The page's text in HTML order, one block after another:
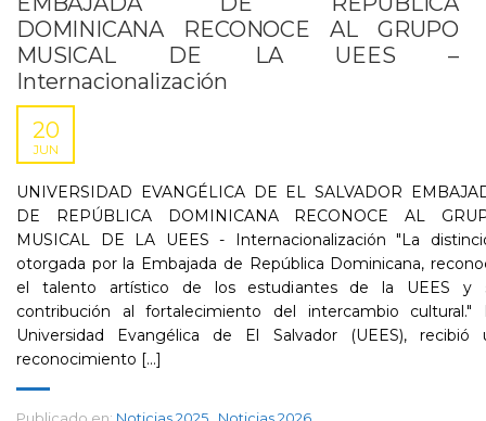
DOMINICANA RECONOCE AL GRUPO
MUSICAL DE LA UEES –
Internacionalización
20
JUN
UNIVERSIDAD EVANGÉLICA DE EL SALVADOR
DE REPÚBLICA DOMINICANA RECONOCE AL
MUSICAL DE LA UEES - Internacionalización "La
otorgada por la Embajada de República Dominicana,
el talento artístico de los estudiantes de la UEES y
contribución al fortalecimiento del intercambio cultural."
Universidad Evangélica de El Salvador (UEES), recibió
reconocimiento [...]